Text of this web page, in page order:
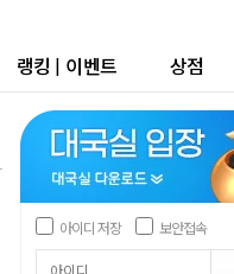
랭킹 | 이벤트 상점
아이디 저장 보안접속